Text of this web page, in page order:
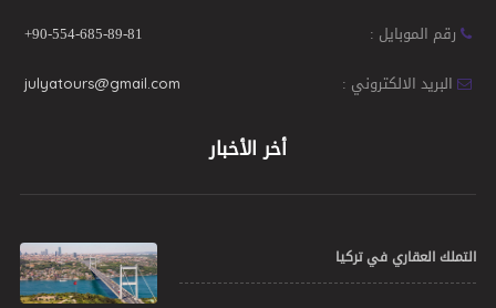
رقم الموبايل :
+90-554-685-89-81
البريد الالكتروني :
julyatours@gmail.com
أخر الأخبار
التملك العقاري في تركيا